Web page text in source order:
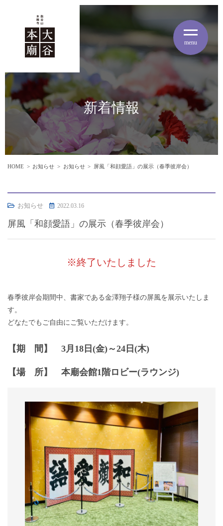
menu
新着情報
HOME お知らせ お知らせ 屏風「和顔愛語」の展示（春季彼岸会）
お知らせ 2022.03.16
屏風「和顔愛語」の展示（春季彼岸会）
※終了いたしました
春季彼岸会期間中、書家である金澤翔子様の屏風を展示いたしま
す。
どなたでもご自由にご覧いただけます。
【期 間】 3月18日(金)～24日(木)
【場 所】 本廟会館1階ロビー(ラウンジ)